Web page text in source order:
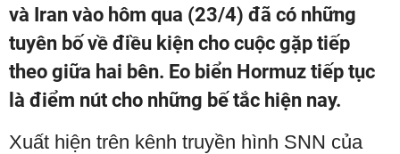
và Iran vào hôm qua (23/4) đã có những
tuyên bố về điều kiện cho cuộc gặp tiếp
theo giữa hai bên. Eo biển Hormuz tiếp tục
là điểm nút cho những bế tắc hiện nay.
Xuất hiện trên kênh truyền hình SNN của